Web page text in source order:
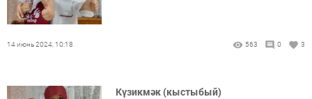
14 июнь 2024, 10:18 563 0 3
Күзикмәк (кыстыбый)